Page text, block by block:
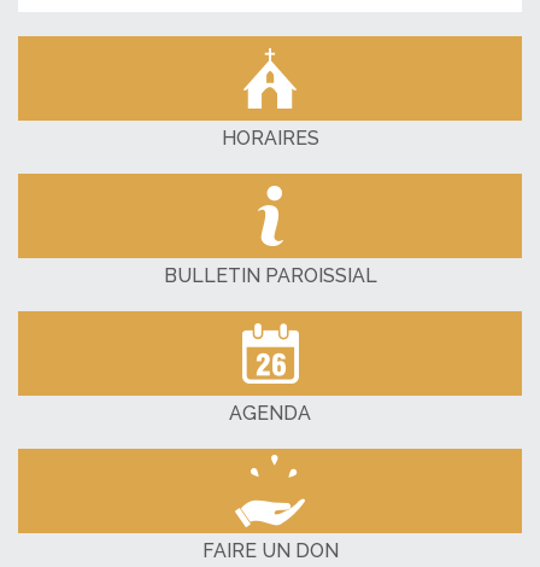
HORAIRES
BULLETIN PAROISSIAL
AGENDA
FAIRE UN DON